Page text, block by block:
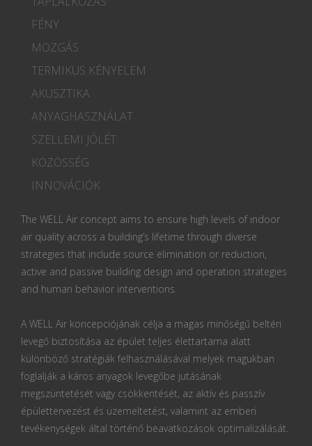
FÉNY
MOZGÁS
TERMIKUS KÉNYELEM
AKUSZTIKA
ANYAGHASZNÁLAT
SZELLEMI JÓLÉT
KÖZÖSSÉG
INNOVÁCIÓK
The WELL Air concept aims to ensure high levels of indoor
air quality across a building’s lifetime through diverse
strategies that include source elimination or reduction,
active and passive building design and operation strategies
and human behavior interventions.
A WELL Air koncepciójának célja a magas minőségű beltéri
levegő biztosítása az épület teljes élettartama alatt
különböző stratégiák felhasználásával melyek magukban
foglalják a káros anyagok levegőbe jutásának
megszüntetését vagy csökkentését, az aktív és passzív
épülettervezést és üzemeltetést, valamint az emberi
tevékenységek által történő beavatkozások optimalizálását.